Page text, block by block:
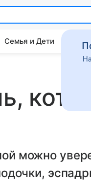
Семья и Дети Дом
можно